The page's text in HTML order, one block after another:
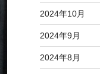
2024年10月
2024年9月
2024年8月